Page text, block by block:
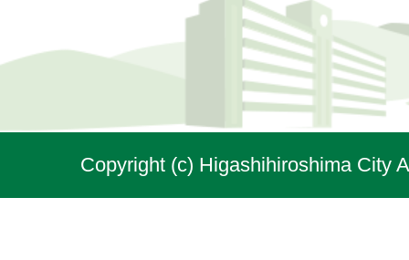
Copyright (c) Higashihiroshima City